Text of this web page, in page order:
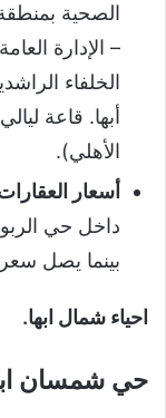
الصحية
– الإدارة
الخلفاء
أبها. قاعة
الأهلي).
أسعار
بينما يصل سعر الأرض
احياء شمال ابها.
حي شمسان